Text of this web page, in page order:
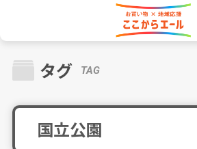
タグ TAG
国立公園